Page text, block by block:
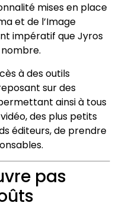
mises en place
et de l’Image
impératif que Jyros
à des outils
sur des
ainsi à tous
des plus petits
éditeurs, de prendre
pas